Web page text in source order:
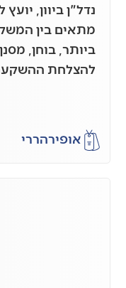
נדל"ן ביוון,
מתאים בין
ביותר, בוחן,
להצלחת
אופירהררי